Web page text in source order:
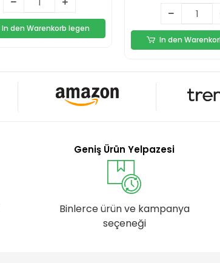
In den Warenkorb legen
In den
Geniş Ürün Yelpazesi
Binlerce ürün ve kampanya
seçeneği